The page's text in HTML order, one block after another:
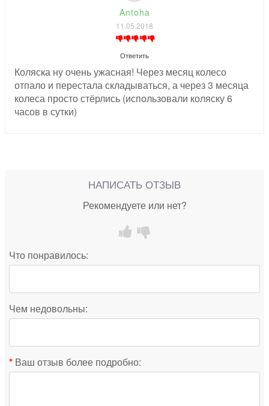
Antoha
11.05.2018
Ответить
Коляска ну очень ужасная! Через месяц колесо
отпало и перестала складываться, а через 3 месяца
колеса просто стёрлись (использовали коляску 6
часов в сутки)
НАПИСАТЬ ОТЗЫВ
Рекомендуете или нет?
Что понравилось:
Чем недовольны:
Ваш отзыв более подробно: